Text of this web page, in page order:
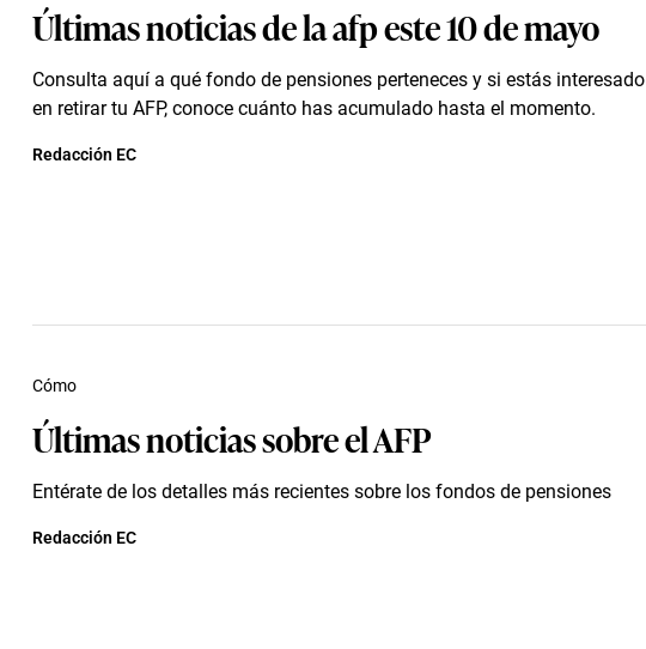
Últimas noticias de la afp este 10 de mayo
Consulta aquí a qué fondo de pensiones perteneces y si estás interesado
en retirar tu AFP, conoce cuánto has acumulado hasta el momento.
Redacción EC
Últimas noticias sobre el AFP
Entérate de los detalles más recientes sobre los fondos de pensiones
Cómo
Redacción EC